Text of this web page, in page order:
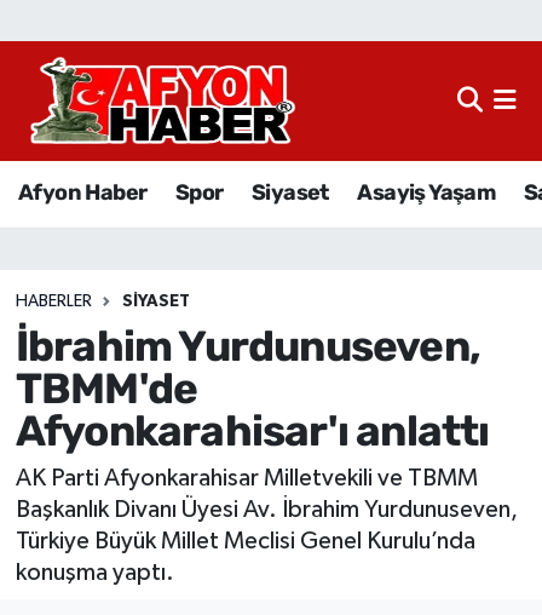
Afyon Haber Spor Siyaset Asayiş Yaşam
HABERLER SIYASET
İbrahim Yurdunuseven,
TBMM'de
Afyonkarahisar'ı anlattı
AK Parti Afyonkarahisar Milletvekili ve TBMM
Başkanlık Divanı Üyesi Av. İbrahim Yurdunuseven,
Türkiye Büyük Millet Meclisi Genel Kurulu’nda
konuşma yaptı.
Afyon Haber
Sağlık
Eğitim
Ekonomi
Magazin